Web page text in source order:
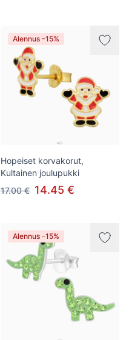
Alennus -15%
Hopeiset korvakorut,
Kultainen joulupukki
17.00 € 14.45 €
Alennus -15%